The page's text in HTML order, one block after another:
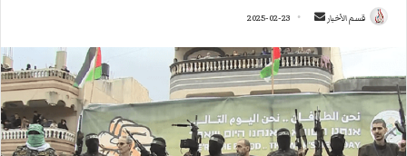
قسم الأخبار
س
ل
ر
ي
2025-02-23